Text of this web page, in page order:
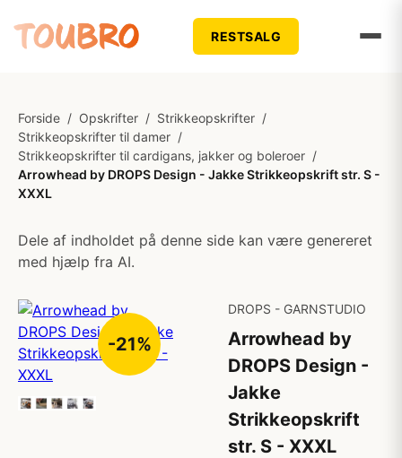
RESTSALG
Forside / Opskrifter / Strikkeopskrifter /
Strikkeopskrifter til damer /
Strikkeopskrifter til cardigans, jakker og boleroer /
Arrowhead by DROPS Design - Jakke Strikkeopskrift str. S -
XXXL
Dele af indholdet på denne side kan være genereret
med hjælp fra AI.
-21%
DROPS - GARNSTUDIO
Arrowhead by
DROPS Design -
Jakke
Strikkeopskrift
str. S - XXXL